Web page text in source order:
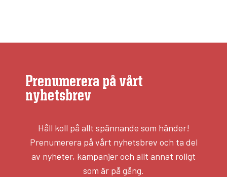
Prenumerera på vårt
nyhetsbrev
Håll koll på allt spännande som händer!
Prenumerera på vårt nyhetsbrev och ta del
av nyheter, kampanjer och allt annat roligt
som är på gång.